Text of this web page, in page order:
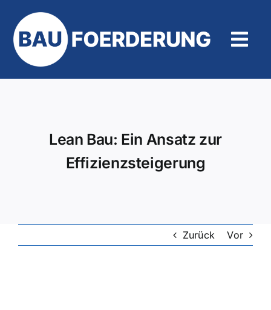
Inhalt
springen
Lean Bau: Ein Ansatz zur
Effizienzsteigerung
Zurück Vor